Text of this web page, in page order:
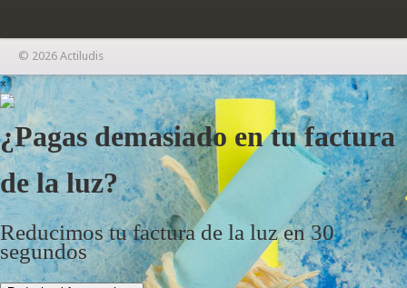
© 2026 Actiludis
×
¿Pagas demasiado en tu factura
de la luz?
Reducimos tu factura de la luz en 30
segundos